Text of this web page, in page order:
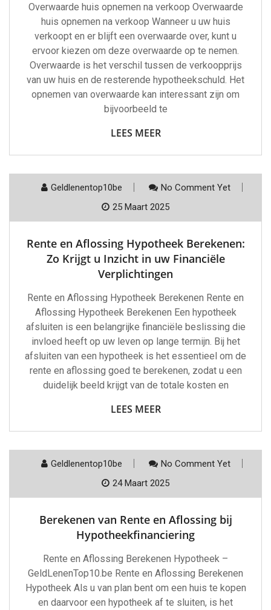
Overwaarde huis opnemen na verkoop Overwaarde
huis opnemen na verkoop Wanneer u uw huis
verkoopt en er blijft een overwaarde over, kunt u
ervoor kiezen om deze overwaarde op te nemen.
Overwaarde is het verschil tussen de verkoopprijs
van uw huis en de resterende hypotheekschuld. Het
opnemen van overwaarde kan interessant zijn om
bijvoorbeeld te
LEES MEER
Geldlenentop10be
No Comment Yet
25 Maart 2025
Rente en Aflossing Hypotheek Berekenen:
Zo Krijgt u Inzicht in uw Financiële
Verplichtingen
Rente en Aflossing Hypotheek Berekenen Rente en
Aflossing Hypotheek Berekenen Een hypotheek
afsluiten is een belangrijke financiële beslissing die
invloed heeft op uw leven op lange termijn. Bij het
afsluiten van een hypotheek is het essentieel om de
rente en aflossing goed te berekenen, zodat u een
duidelijk beeld krijgt van de totale kosten en
LEES MEER
Geldlenentop10be
No Comment Yet
24 Maart 2025
Berekenen van Rente en Aflossing bij
Hypotheekfinanciering
Rente en Aflossing Berekenen Hypotheek –
GeldLenenTop10.be Rente en Aflossing Berekenen
Hypotheek Als u van plan bent om een huis te kopen
en daarvoor een hypotheek af te sluiten, is het